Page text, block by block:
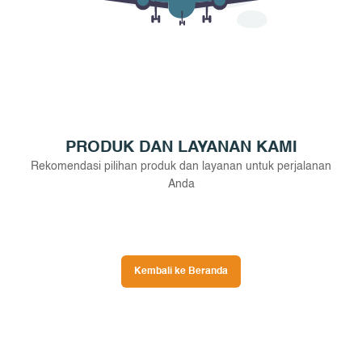
PRODUK DAN LAYANAN KAMI
Rekomendasi pilihan produk dan layanan untuk perjalanan
Anda
Kembali ke Beranda